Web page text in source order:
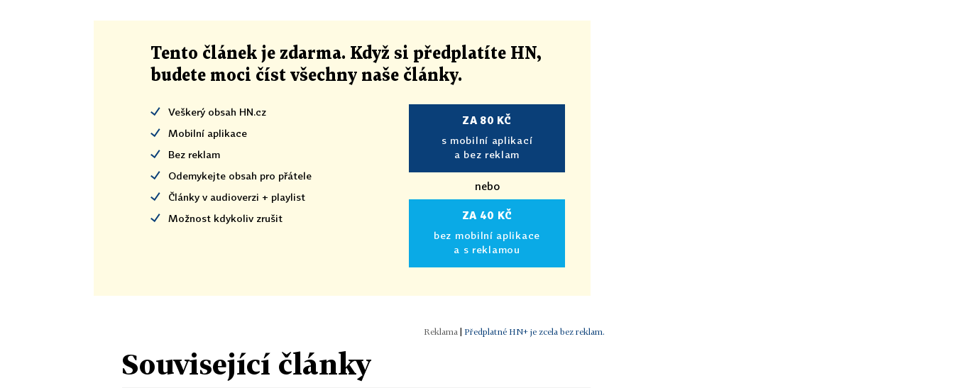
Tento článek je zdarma. Když si předplatíte HN,
budete moci číst všechny naše články.
Veškerý obsah HN.cz
Mobilní aplikace
Bez reklam
Odemykejte obsah pro přátele
Články v audioverzi + playlist
Možnost kdykoliv zrušit
ZA 80 KČ
s mobilní aplikací
a bez reklam
nebo
ZA 40 KČ
bez mobilní aplikace
a s reklamou
Předplatné HN+ je zcela bez reklam.
Související články